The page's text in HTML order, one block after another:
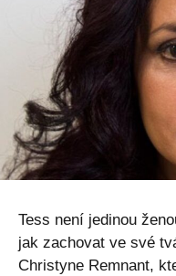
Tess není jedinou
jak zachovat ve své
Christyne Remnant,